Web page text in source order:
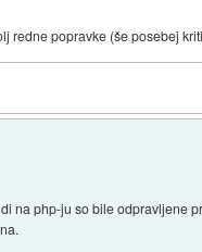
redne popravke (še posebej
na php-ju so bile odpravljene